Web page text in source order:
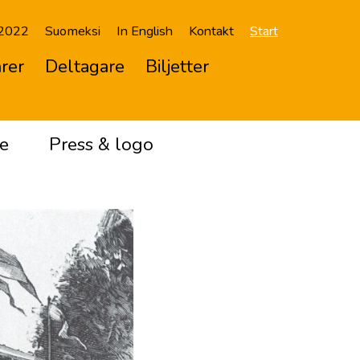
Suomeksi In English Kontakt Start
Deltagare Biljetter
Press & logo